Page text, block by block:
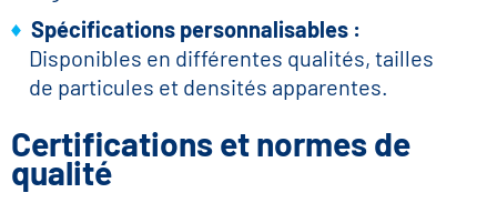
Spécifications personnalisables :
Disponibles en différentes qualités, tailles
de particules et densités apparentes.
Certifications et normes de
qualité